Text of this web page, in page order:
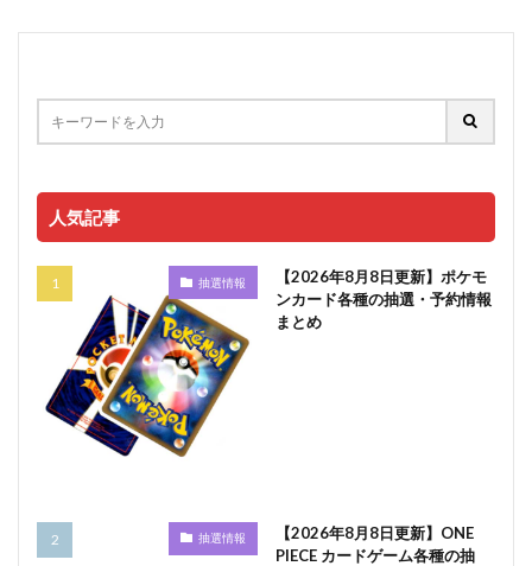
人気記事
抽選情報
【2026年8月8日更新】ポケモ
ンカード各種の抽選・予約情報
まとめ
抽選情報
【2026年8月8日更新】ONE
PIECE カードゲーム各種の抽